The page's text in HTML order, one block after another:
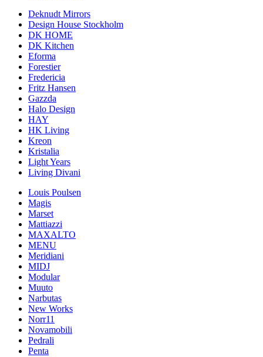
Deknudt Mirrors
Design House Stockholm
DK HOME
DK Kitchen
Eforma
Forestier
Fredericia
Fritz Hansen
Gazzda
Halo Design
HAY
HK Living
Kreon
Kristalia
Light Years
Living Divani
Louis Poulsen
Magis
Marset
Mattiazzi
MAXALTO
MENU
Meridiani
MIDJ
Modular
Muuto
Narbutas
New Works
Norr11
Novamobili
Pedrali
Penta